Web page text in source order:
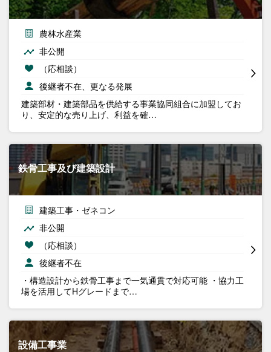
農林水産業
非公開
（応相談）
後継者不在、更なる発展
建築部材・建築部品を供給する事業協同組合に加盟してお
り、安定的な売り上げ、利益を確…
鉄骨工事及び建築設計
建築工事・ゼネコン
非公開
（応相談）
後継者不在
・構造設計から鉄骨工事まで一気通貫で対応可能 ・協力工
場を活用してHグレードまで…
設備工事業